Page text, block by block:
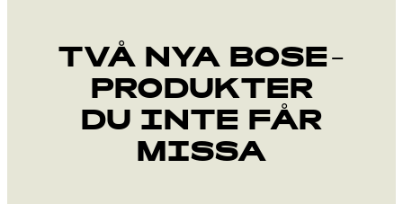
TVÅ NYA BOSE-
PRODUKTER
DU INTE FÅR
MISSA